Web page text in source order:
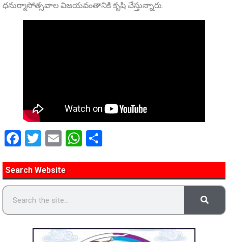
ధనుర్మాసోత్సవాల విజయవంతానికి కృషి చేస్తున్నారు.
Facebook
Twitter
EmailWhatsApp
Search Website